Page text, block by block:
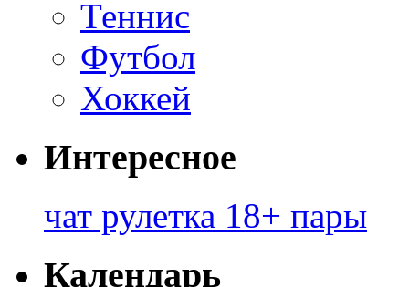
Теннис
Футбол
Хоккей
Интересное
чат рулетка 18+ пары
Календарь